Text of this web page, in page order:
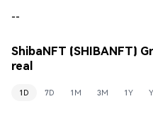
--
ShibaNFT (SHIBANFT)
real
1D 7D 1M 3M 1Y